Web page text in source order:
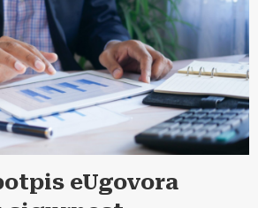
eUgovora